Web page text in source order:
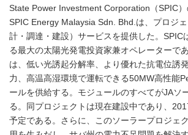
State Power Investment Corporation（SPIC
SPIC Energy Malaysia Sdn. Bhd.は、プロジ
計・調達・建設）サービスを提供した。SPIC
る最大の太陽光発電投資家兼オペレーターで
は、低い光誘起分解率、より優れた抗電位誘
力、高温高湿環境で運転できる50MW高性能
ールを供給する。モジュールのすべてがJAソ
る。同プロジェクトは現在建設中であり、
予定である。さらに、このソーラープロジェ